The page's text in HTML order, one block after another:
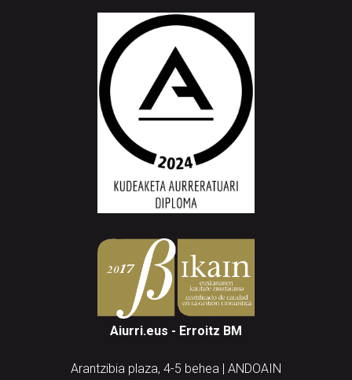
Aiurri.eus - Erroitz BM
Arantzibia plaza, 4-5 behea | ANDOAIN